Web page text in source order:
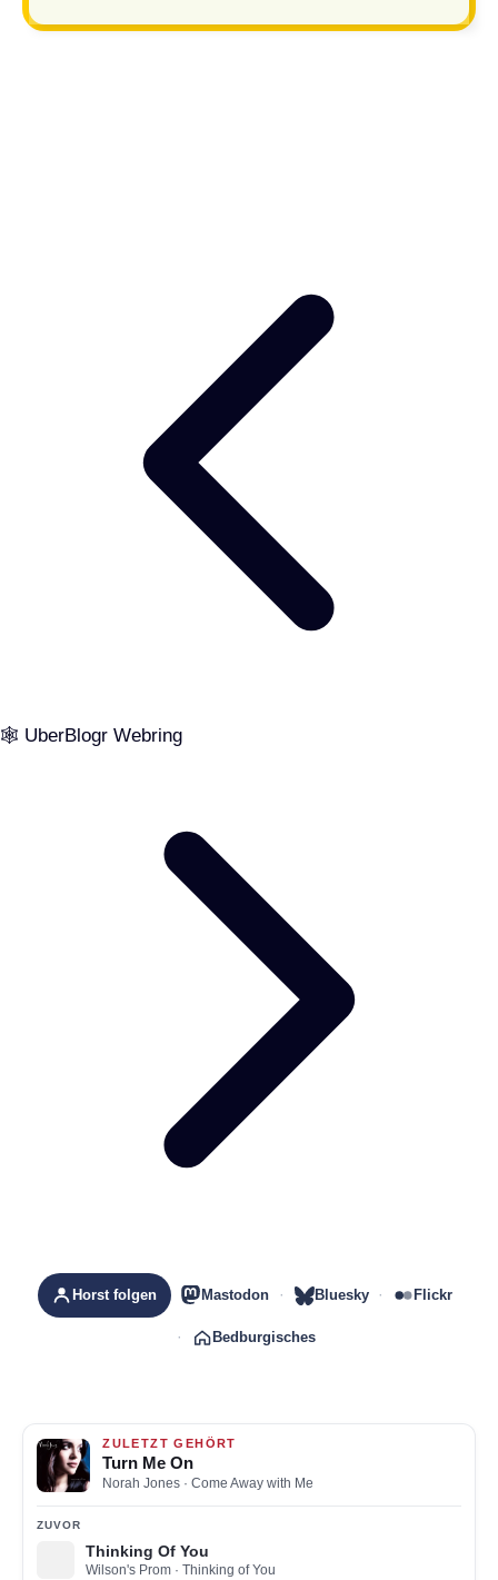
🕸️ UberBlogr Webring
Horst folgen Mastodon Bluesky Flickr
Bedburgisches
ZULETZT GEHÖRT
Turn Me On
Norah Jones · Come Away with Me
ZUVOR
Thinking Of You
Wilson's Prom · Thinking of You